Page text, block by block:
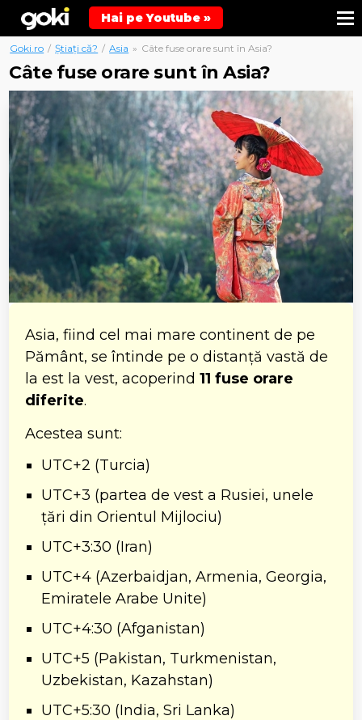
Hai pe Youtube »
Goki.ro / Știați că? / Asia » Câte fuse orare sunt în Asia?
Câte fuse orare sunt în Asia?
Asia, fiind cel mai mare continent de pe
Pământ, se întinde pe o distanță vastă de
la est la vest, acoperind11 fuse orare
diferite.
Acestea sunt:
UTC+2 (Turcia)
UTC+3 (partea de vest a Rusiei, unele
țări din Orientul Mijlociu)
UTC+3:30 (Iran)
UTC+4 (Azerbaidjan, Armenia, Georgia,
Emiratele Arabe Unite)
UTC+4:30 (Afganistan)
UTC+5 (Pakistan, Turkmenistan,
Uzbekistan, Kazahstan)
UTC+5:30 (India, Sri Lanka)